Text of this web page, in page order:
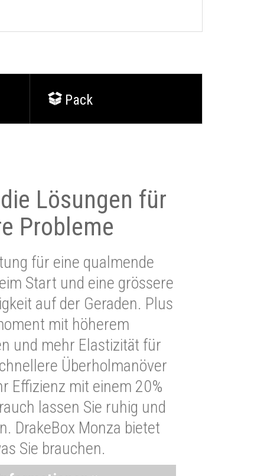
Pack
Lösungen für
Probleme
für eine qualmende
Start und eine grössere
auf der Geraden. Plus
mit höherem
und mehr Elastizität für
Überholmanöver
Effizienz mit einem 20%
lassen Sie ruhig und
DrakeBox Monza bietet
Sie brauchen.